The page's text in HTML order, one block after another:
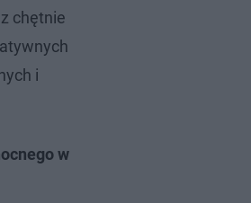
chętnie
i
w